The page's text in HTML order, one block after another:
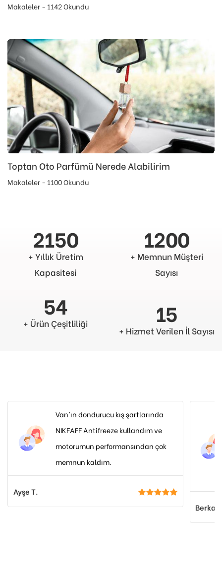
Makaleler - 1142 Okundu
Toptan Oto Parfümü Nerede Alabilirim
Makaleler - 1100 Okundu
2150
+ Yıllık Üretim
Kapasitesi
1200
+ Memnun Müşteri
Sayısı
54
+ Ürün Çeşitliliği 15
+ Hizmet Verilen İl Sayısı
Van'ın dondurucu kış şartlarında
NIKFAFF Antifreeze kullandım ve
motorumun performansından çok
memnun kaldım.
Ayşe T.
Berkay